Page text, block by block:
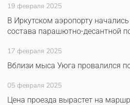
19 февраля 2025
В Иркутском аэропорту
состава парашютно-десантной
17 февраля 2025
Вблизи мыса Уюга провалился
05 февраля 2025
Цена проезда вырастет на